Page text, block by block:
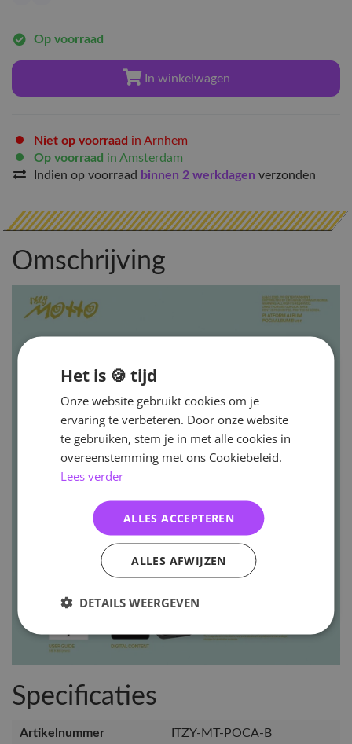
Op voorraad
In winkelwagen
Niet op voorraad in Arnhem
Op voorraad in Amsterdam
Indien op voorraad binnen 2 werkdagen verzonden
Omschrijving
Specificaties
Artikelnummer
ITZY-MT-POCA-B
Het is 🍪 tijd
Onze website gebruikt cookies om je
ervaring te verbeteren. Door onze website
te gebruiken, stem je in met alle cookies in
overeenstemming met ons Cookiebeleid.
Lees verder
ALLES ACCEPTEREN
ALLES AFWIJZEN
DETAILS WEERGEVEN